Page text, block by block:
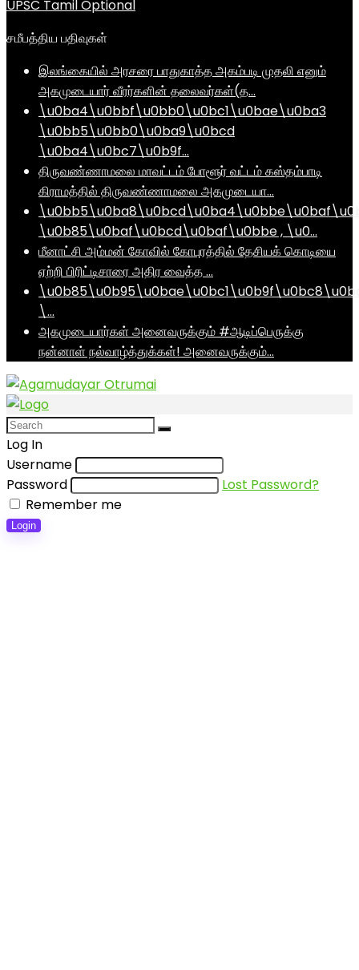
UPSC Tamil Optional
சமீபத்திய பதிவுகள்
இலங்கையில் அரசரை பாதுகாத்த அகம்படி முதலி எனும்
அகமுடையார் வீரர்களின் தலைவர்கள்(த…
\u0ba4\u0bbf\u0bb0\u0bc1\u0bae\u0ba3
\u0bb5\u0bb0\u0ba9\u0bcd
\u0ba4\u0bc7\u0b9f…
திருவண்ணாமலை மாவட்டம் போளூர் வட்டம் கஸ்தம்பாடி
கிராமத்தில் திருவண்ணாமலை அகமுடையா…
\u0b85\u0baf\u0bcd\u0baf\u0bbe , \u0…
மீனாட்சி அம்மன் கோவில் கோபுரத்தில் தேசியக் கொடியை
ஏற்றி பிரிட்டிசாரை அதிர வைத்த …
\…
அகமுடையார்கள் அனைவருக்கும் #ஆடிப்பெருக்கு
நன்னாள் நல்வாழ்த்துக்கள்! அனைவருக்கும்…
Log In
Username
Password
Lost Password?
Remember me
Login